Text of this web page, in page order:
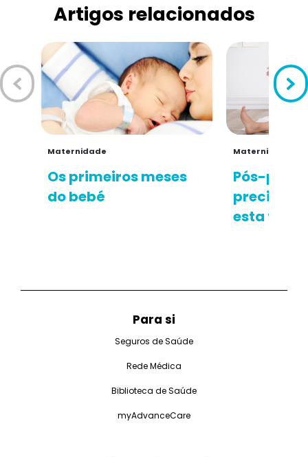
Artigos relacionados
Maternidade
Os primeiros meses
do bebé
Maternidade
Pós-
precisa
esta fase
Para si
Seguros de Saúde
Rede Médica
Biblioteca de Saúde
myAdvanceCare